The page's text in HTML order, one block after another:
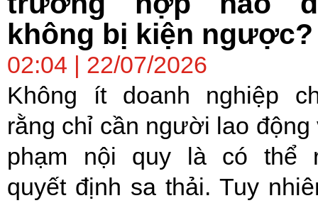
không bị kiện ngược?
02:04 | 22/07/2026
Không ít doanh nghiệp
rằng chỉ cần người lao động
phạm nội quy là có thể
quyết định sa thải. Tuy